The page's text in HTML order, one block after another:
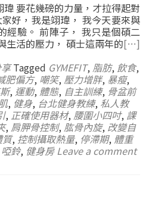
瑋 要花幾磅的力量，才拉得起對
好，我是翊瑋， 我今天要來與
經驗。 前陣子， 我只是個碩二
生活的壓力， 碩士這兩年的[…]
Tagged GYMEFIT, 脂肪, 飲食,
肥偏方, 嘲笑, 壓力增胖, 暴瘦,
, 運動, 體態, 自主訓練, 骨盆前
, 健身, 台北健身教練, 私人教
, 正確使用器材, 腰圍小四吋, 課
, 肩胛骨控制, 肱骨內旋, 改變自
質, 控制攝取熱量, 停滯期, 體重
啞鈴, 健身房 Leave a comment